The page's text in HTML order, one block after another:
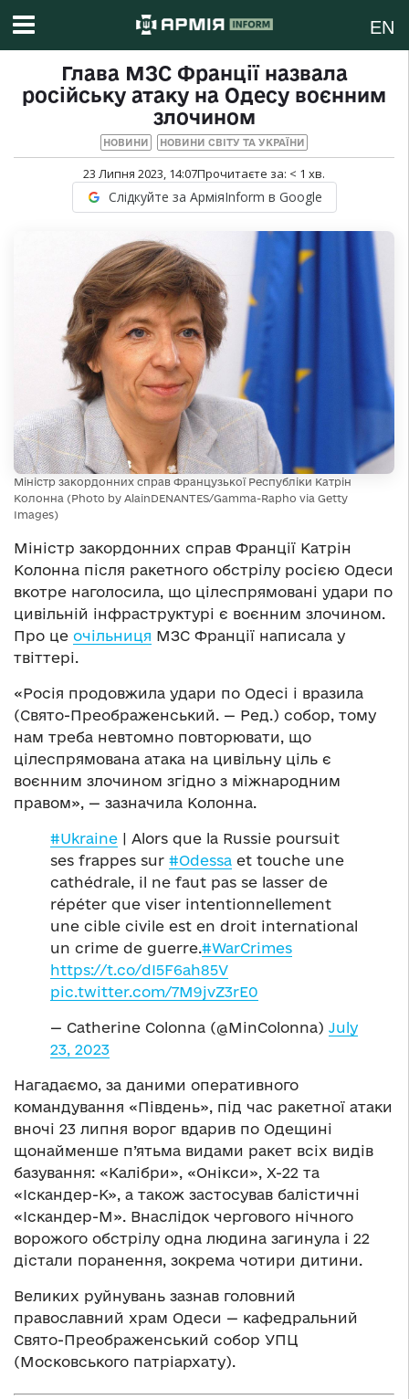
EN
Глава МЗС Франції назвала
російську атаку на Одесу воєнним
злочином
НОВИНИ НОВИНИ СВІТУ ТА УКРАЇНИ
23 Липня 2023, 14:07Прочитаєте за: < 1 хв.
Слідкуйте за АрміяInform в Google
Міністр закордонних справ Французької Республіки Катрін
Колонна (Photo by AlainDENANTES/Gamma-Rapho via Getty
Images)
Міністр закордонних справ Франції Катрін
Колонна після ракетного обстрілу росією Одеси
вкотре наголосила, що цілеспрямовані удари по
цивільній інфраструктурі є воєнним злочином.
Про це очільниця МЗС Франції написала у
твіттері.
«Росія продовжила удари по Одесі і вразила
(Свято-Преображенський. — Ред.) собор, тому
нам треба невтомно повторювати, що
цілеспрямована атака на цивільну ціль є
воєнним злочином згідно з міжнародним
правом», — зазначила Колонна.
#Ukraine | Alors que la Russie poursuit
ses frappes sur #Odessa et touche une
cathédrale, il ne faut pas se lasser de
répéter que viser intentionnellement
une cible civile est en droit international
un crime de guerre.#WarCrimes
https://t.co/dI5F6ah85V
pic.twitter.com/7M9jvZ3rE0
— Catherine Colonna (@MinColonna) July
23, 2023
Нагадаємо, за даними оперативного
командування «Південь», під час ракетної атаки
вночі 23 липня ворог вдарив по Одещині
щонайменше п’ятьма видами ракет всіх видів
базування: «Калібри», «Онікси», Х-22 та
«Іскандер-К», а також застосував балістичні
«Іскандер-М». Внаслідок чергового нічного
ворожого обстрілу одна людина загинула і 22
дістали поранення, зокрема чотири дитини.
Великих руйнувань зазнав головний
православний храм Одеси — кафедральний
Свято-Преображенський собор УПЦ
(Московського патріархату).